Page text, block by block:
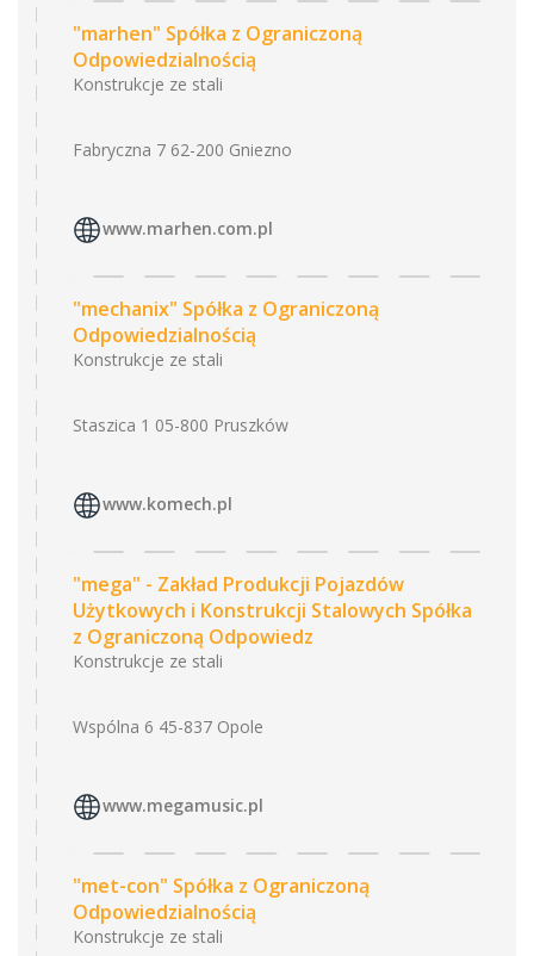
"marhen" Spółka z Ograniczoną
Odpowiedzialnością
Konstrukcje ze stali
Fabryczna 7 62-200 Gniezno
www.marhen.com.pl
"mechanix" Spółka z Ograniczoną
Odpowiedzialnością
Konstrukcje ze stali
Staszica 1 05-800 Pruszków
www.komech.pl
"mega" - Zakład Produkcji Pojazdów
Użytkowych i Konstrukcji Stalowych Spółka
z Ograniczoną Odpowiedz
Konstrukcje ze stali
Wspólna 6 45-837 Opole
www.megamusic.pl
"met-con" Spółka z Ograniczoną
Odpowiedzialnością
Konstrukcje ze stali